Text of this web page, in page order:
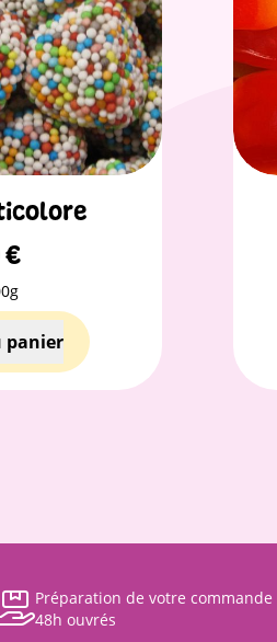
€
Préparation de votre commande
48h ouvrés